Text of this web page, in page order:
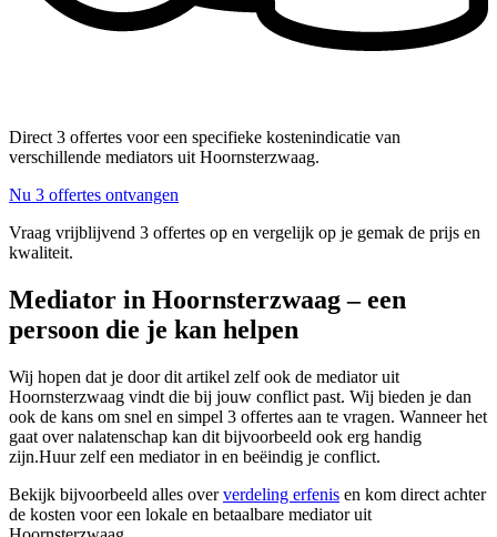
Direct 3 offertes voor een specifieke kostenindicatie van
verschillende mediators uit Hoornsterzwaag.
Nu 3 offertes ontvangen
Vraag vrijblijvend 3 offertes op en vergelijk op je gemak de prijs en
kwaliteit.
Mediator in Hoornsterzwaag – een
persoon die je kan helpen
Wij hopen dat je door dit artikel zelf ook de mediator uit
Hoornsterzwaag vindt die bij jouw conflict past. Wij bieden je dan
ook de kans om snel en simpel 3 offertes aan te vragen. Wanneer het
gaat over nalatenschap kan dit bijvoorbeeld ook erg handig
zijn.Huur zelf een mediator in en beëindig je conflict.
Bekijk bijvoorbeeld alles oververdeling erfenis en kom direct achter
de kosten voor een lokale en betaalbare mediator uit